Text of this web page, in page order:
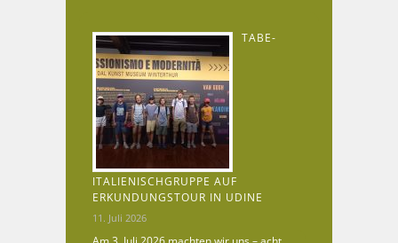
TABE-
ITALIENISCHGRUPPE AUF
ERKUNDUNGSTOUR IN UDINE
11. Juli 2026